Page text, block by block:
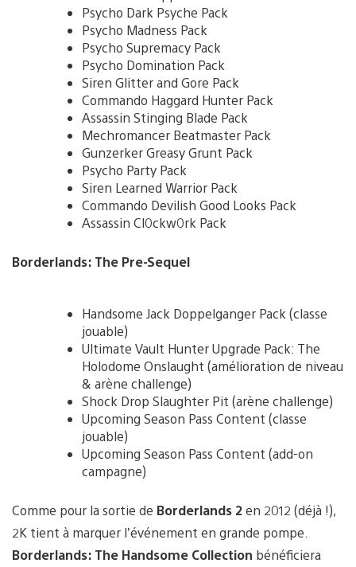
Psycho Dark Psyche Pack
Psycho Madness Pack
Psycho Supremacy Pack
Psycho Domination Pack
Siren Glitter and Gore Pack
Commando Haggard Hunter Pack
Assassin Stinging Blade Pack
Mechromancer Beatmaster Pack
Gunzerker Greasy Grunt Pack
Psycho Party Pack
Siren Learned Warrior Pack
Commando Devilish Good Looks Pack
Assassin Cl0ckw0rk Pack
Borderlands: The Pre-Sequel
Handsome Jack Doppelganger Pack (classe
jouable)
Ultimate Vault Hunter Upgrade Pack: The
Holodome Onslaught (amélioration de niveau
& arène challenge)
Shock Drop Slaughter Pit (arène challenge)
Upcoming Season Pass Content (classe
jouable)
Upcoming Season Pass Content (add-on
campagne)
Comme pour la sortie de Borderlands 2en 2012 (déjà !),
2K tient à marquer l’événement en grande pompe.
Borderlands: The Handsome Collection bénéficiera